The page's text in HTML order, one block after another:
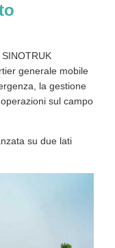
generale mobile
la gestione
sul campo
su due lati